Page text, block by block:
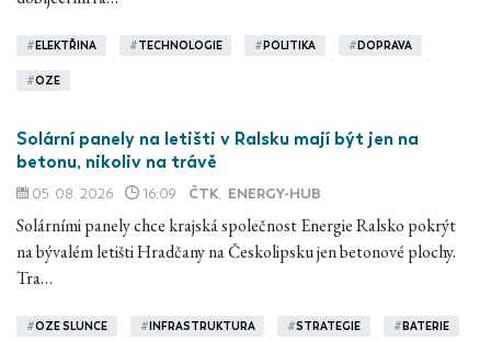
# ELEKTŘINA #TECHNOLOGIE # POLITIKA # DOPRAVA
#OZE
Solární panely na letišti v Ralsku mají být jen na
betonu, nikoliv na trávě
05. 08. 2026 16:09 ČTK, ENERGY-HUB
Solárními panely chce krajská společnost Energie Ralsko pokrýt
na bývalém letišti Hradčany na Českolipsku jen betonové plochy.
Tra…
#OZE SLUNCE # INFRASTRUKTURA #STRATEGIE # BATERIE